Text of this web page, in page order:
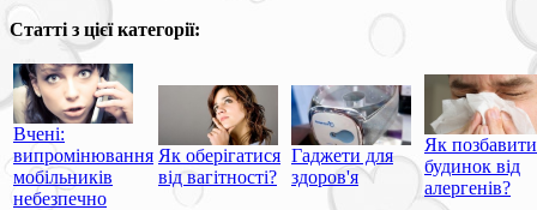
Статті з цієї категорії:
Вчені:
випромінювання
мобільників
небезпечно
Як оберігатися
від вагітності?
Гаджети для
здоров'я
Як позбавити
будинок від
алергенів?